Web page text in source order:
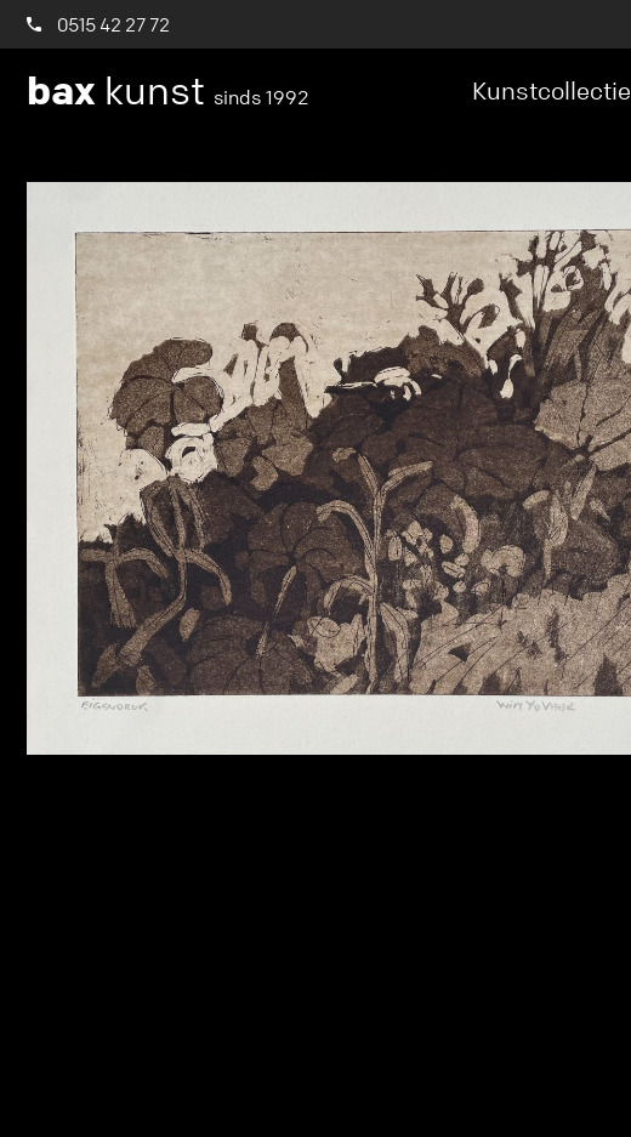
0515 42 27 72
bax kunst sinds 1992 Kunstcollectie